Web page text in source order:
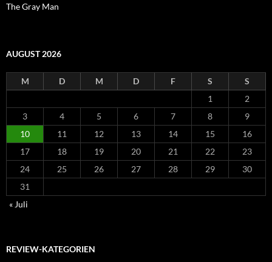
The Gray Man
AUGUST 2026
M D M D F S
S
1
2
3
4 5 6 7 8
9
10
11 12 13 14 15
16
17
18 19 20 21 22
23
24
25 26 27 28 29
30
31
« Juli
REVIEW-KATEGORIEN